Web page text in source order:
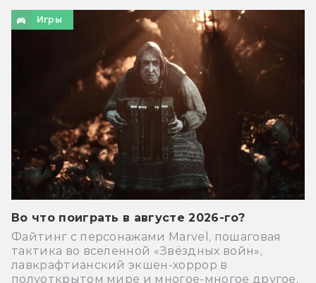
Игры
Во что поиграть в августе 2026-го?
Файтинг с персонажами Marvel, пошаговая
тактика во вселенной «Звёздных войн»,
лавкрафтианский экшен-хоррор в
полуоткрытом мире и многое-многое другое.